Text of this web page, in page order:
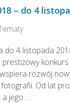
– do 4
do 4 listopada
rozwój
Od lat
jego …